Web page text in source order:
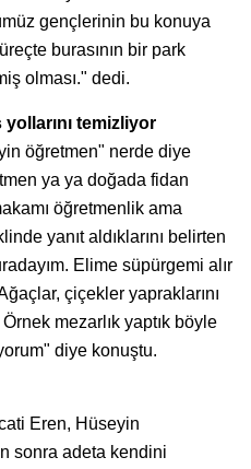
gençlerinin bu konuya
burasının bir park
olması." dedi.
temizliyor
öğretmen" nerde diye
ya ya doğada fidan
öğretmenlik ama
yanıt aldıklarını belirten
Elime süpürgemi alır
çiçekler yapraklarını
mezarlık yaptık böyle
diye konuştu.
Eren, Hüseyin
sonra adeta kendini